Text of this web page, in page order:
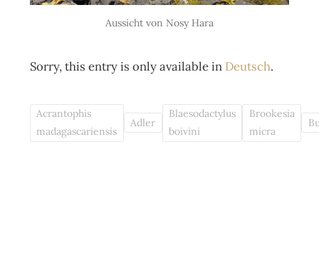
Aussicht von Nosy Hara
Sorry, this entry is only available in Deutsch.
Acrantophis
madagascariensis
Adler
Blaesodactylus
boivini
Brookesia
micra